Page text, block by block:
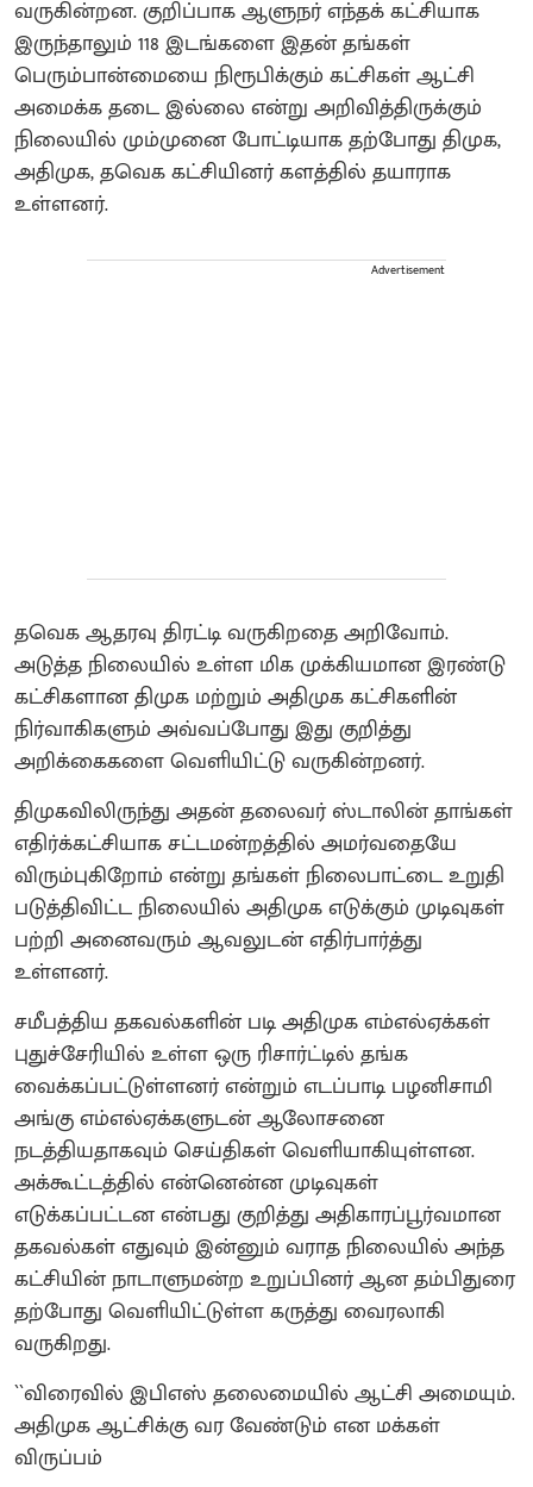
வருகின்றன. குறிப்பாக ஆளுநர் எந்தக் கட்சியாக
இருந்தாலும் 118 இடங்களை இதன் தங்கள்
பெரும்பான்மையை நிரூபிக்கும் கட்சிகள் ஆட்சி
அமைக்க தடை இல்லை என்று அறிவித்திருக்கும்
நிலையில் மும்முனை போட்டியாக தற்போது திமுக,
அதிமுக, தவெக கட்சியினர் களத்தில் தயாராக
உள்ளனர்.
Advertisement
தவெக ஆதரவு திரட்டி வருகிறதை அறிவோம்.
அடுத்த நிலையில் உள்ள மிக முக்கியமான இரண்டு
கட்சிகளான திமுக மற்றும் அதிமுக கட்சிகளின்
நிர்வாகிகளும் அவ்வப்போது இது குறித்து
அறிக்கைகளை வெளியிட்டு வருகின்றனர்.
திமுகவிலிருந்து அதன் தலைவர் ஸ்டாலின் தாங்கள்
எதிர்க்கட்சியாக சட்டமன்றத்தில் அமர்வதையே
விரும்புகிறோம் என்று தங்கள் நிலைபாட்டை உறுதி
படுத்திவிட்ட நிலையில் அதிமுக எடுக்கும் முடிவுகள்
பற்றி அனைவரும் ஆவலுடன் எதிர்பார்த்து
உள்ளனர்.
சமீபத்திய தகவல்களின் படி அதிமுக எம்எல்ஏக்கள்
புதுச்சேரியில் உள்ள ஒரு ரிசார்ட்டில் தங்க
வைக்கப்பட்டுள்ளனர் என்றும் எடப்பாடி பழனிசாமி
அங்கு எம்எல்ஏக்களுடன் ஆலோசனை
நடத்தியதாகவும் செய்திகள் வெளியாகியுள்ளன.
அக்கூட்டத்தில் என்னென்ன முடிவுகள்
எடுக்கப்பட்டன என்பது குறித்து அதிகாரப்பூர்வமான
தகவல்கள் எதுவும் இன்னும் வராத நிலையில் அந்த
கட்சியின் நாடாளுமன்ற உறுப்பினர் ஆன தம்பிதுரை
தற்போது வெளியிட்டுள்ள கருத்து வைரலாகி
வருகிறது.
``விரைவில் இபிஎஸ் தலைமையில் ஆட்சி அமையும்.
அதிமுக ஆட்சிக்கு வர வேண்டும் என மக்கள்
விருப்பம்